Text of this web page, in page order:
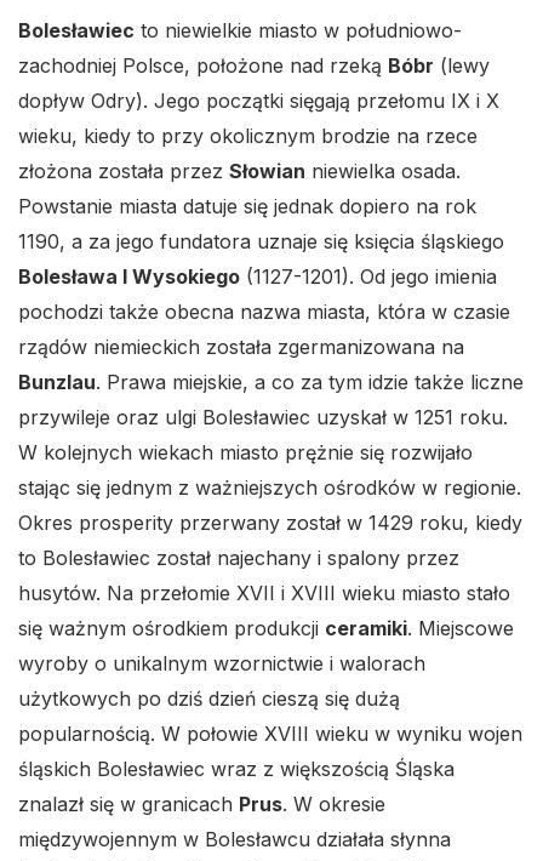
Bolesławiec to niewielkie miasto w południowo-
zachodniej Polsce, położone nad rzeką Bóbr (lewy
dopływ Odry). Jego początki sięgają przełomu IX i X
wieku, kiedy to przy okolicznym brodzie na rzece
złożona została przez Słowian niewielka osada.
Powstanie miasta datuje się jednak dopiero na rok
1190, a za jego fundatora uznaje się księcia śląskiego
Bolesława I Wysokiego (1127-1201). Od jego imienia
pochodzi także obecna nazwa miasta, która w czasie
rządów niemieckich została zgermanizowana na
Bunzlau. Prawa miejskie, a co za tym idzie także liczne
przywileje oraz ulgi Bolesławiec uzyskał w 1251 roku.
W kolejnych wiekach miasto prężnie się rozwijało
stając się jednym z ważniejszych ośrodków w regionie.
Okres prosperity przerwany został w 1429 roku, kiedy
to Bolesławiec został najechany i spalony przez
husytów. Na przełomie XVII i XVIII wieku miasto stało
się ważnym ośrodkiem produkcji ceramiki. Miejscowe
wyroby o unikalnym wzornictwie i walorach
użytkowych po dziś dzień cieszą się dużą
popularnością. W połowie XVIII wieku w wyniku wojen
śląskich Bolesławiec wraz z większością Śląska
znalazł się w granicach Prus. W okresie
międzywojennym w Bolesławcu działała słynna